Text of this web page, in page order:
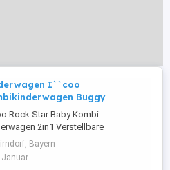
I``coo
Buggy
Rock Star Baby Kombi-
2in1 Verstellbare
je nach Bedarf (nach vorne
hinten). Höhenverstellbare
Gefederter Rahmen mit
Bayern
Januar